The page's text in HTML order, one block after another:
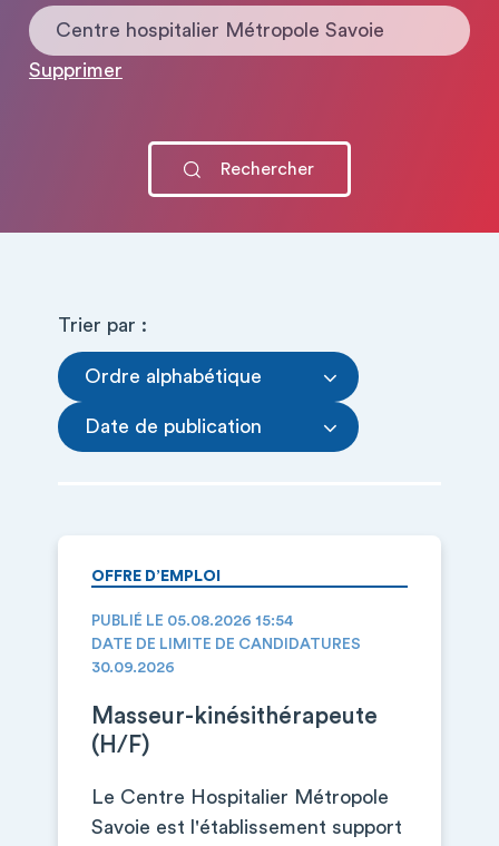
Centre hospitalier Métropole Savoie
Supprimer
Trier par :
Ordre alphabétique
Date de publication
OFFRE D’EMPLOI
PUBLIÉ LE 05.08.2026 15:54
DATE DE LIMITE DE CANDIDATURES
30.09.2026
Masseur-kinésithérapeute
(H/F)
Le Centre Hospitalier Métropole
Savoie est l'établissement support